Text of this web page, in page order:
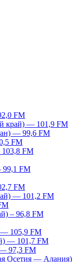
FM
край) — 101,9 FM
— 99,6 FM
FM
FM
99,1 FM
FM
— 101,2 FM
– 96,8 FM
— 105,9 FM
— 101,7 FM
97,3 FM
Осетия — Алания)